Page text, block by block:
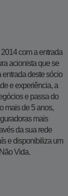
com a entrada
acionista que se
deste sócio
e experiência, a
e passa do
mais de 5 anos,
mais
da sua rede
e disponibiliza um
Vida.